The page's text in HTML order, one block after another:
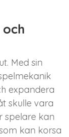
Med sin
expandera
skulle vara
spelare kan
kan korsa